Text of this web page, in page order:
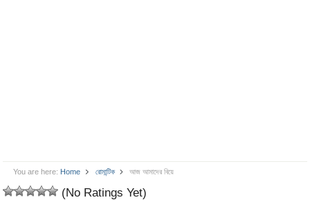
You are here: Home রোমান্টিক আজ আমাদের বিয়ে
(No Ratings Yet)